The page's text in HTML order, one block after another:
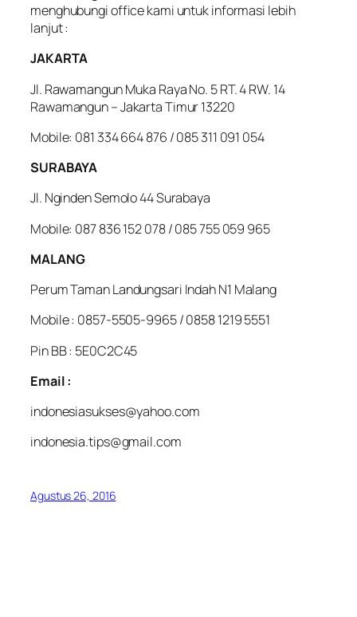
menghubungi office kami untuk informasi lebih
lanjut :
JAKARTA
Jl. Rawamangun Muka Raya No. 5 RT. 4 RW. 14
Rawamangun – Jakarta Timur 13220
Mobile: 081 334 664 876 / 085 311 091 054
SURABAYA
Jl. Nginden Semolo 44 Surabaya
Mobile: 087 836 152 078 / 085 755 059 965
MALANG
Perum Taman Landungsari Indah N1 Malang
Mobile : 0857-5505-9965 / 0858 1219 5551
Pin BB : 5E0C2C45
Email :
indonesiasukses@yahoo.com
indonesia.tips@gmail.com
Agustus 26, 2016